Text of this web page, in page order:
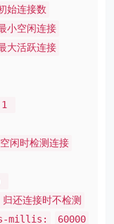
始连接数
小空闲连接
大活跃连接
1
闲时检测连接
还连接时不检测
millis:
60000